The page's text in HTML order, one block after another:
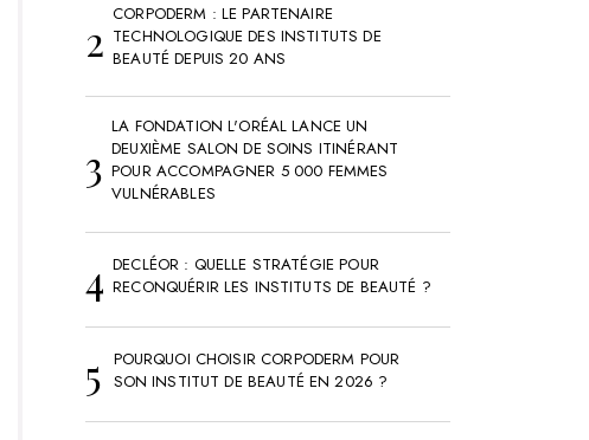
CORPODERM : LE PARTENAIRE
TECHNOLOGIQUE DES INSTITUTS DE
BEAUTÉ DEPUIS 20 ANS
LA FONDATION L'ORÉAL LANCE UN
DEUXIÈME SALON DE SOINS ITINÉRANT
POUR ACCOMPAGNER 5 000 FEMMES
VULNÉRABLES
DECLÉOR : QUELLE STRATÉGIE POUR
RECONQUÉRIR LES INSTITUTS DE BEAUTÉ ?
POURQUOI CHOISIR CORPODERM POUR
SON INSTITUT DE BEAUTÉ EN 2026 ?